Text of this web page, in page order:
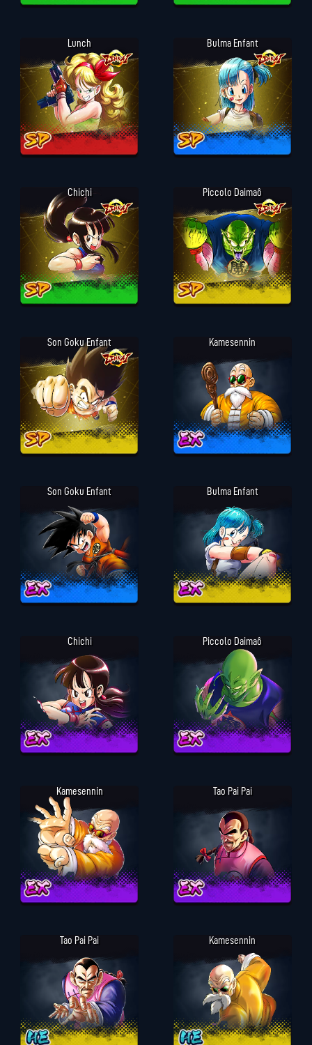
Lunch Bulma Enfant
Chichi Piccolo Daimaô
Son Goku Enfant Kamesennin
Son Goku Enfant Bulma Enfant
Chichi Piccolo Daimaô
Kamesennin Tao Pai Pai
Tao Pai Pai Kamesennin